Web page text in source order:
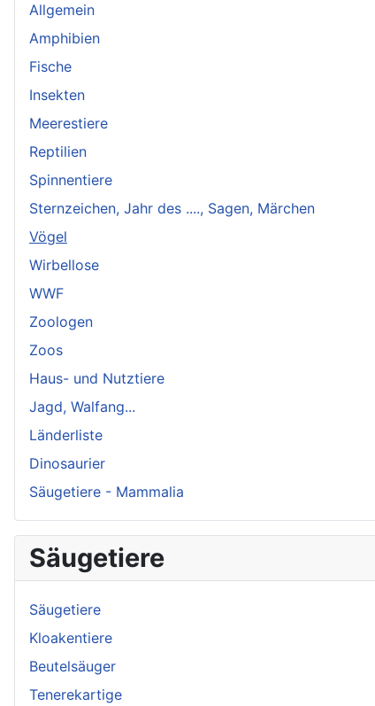
Allgemein
Amphibien
Fische
Insekten
Meerestiere
Reptilien
Spinnentiere
Sternzeichen, Jahr des ...., Sagen, Märchen
Vögel
Wirbellose
WWF
Zoologen
Zoos
Haus- und Nutztiere
Jagd, Walfang...
Länderliste
Dinosaurier
Säugetiere - Mammalia
Säugetiere
Säugetiere
Kloakentiere
Beutelsäuger
Tenerekartige